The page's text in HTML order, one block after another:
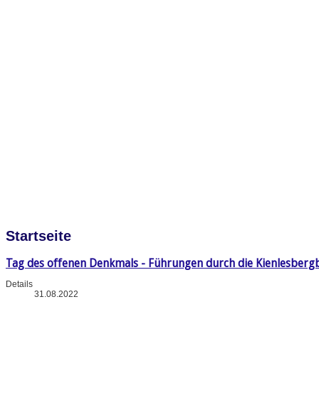
Startseite
Tag des offenen Denkmals - Führungen durch die
Details
31.08.2022